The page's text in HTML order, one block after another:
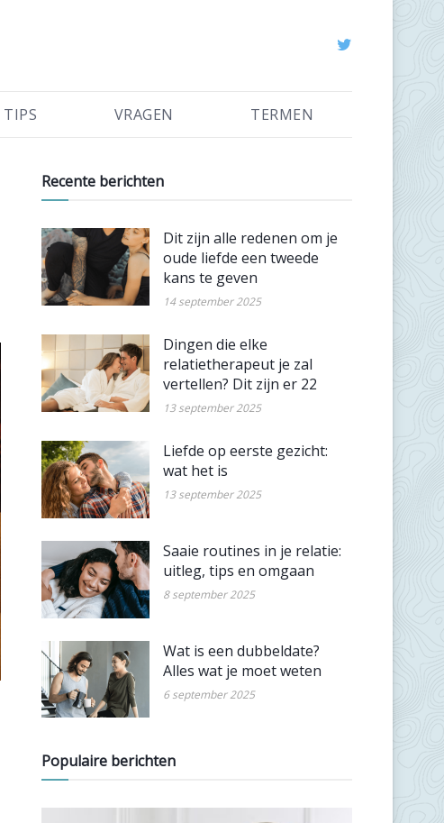
TIPS VRAGEN TERMEN
Recente berichten
Dit zijn alle redenen om je
oude liefde een tweede
kans te geven
14 september 2025
Dingen die elke
relatietherapeut je zal
vertellen? Dit zijn er 22
13 september 2025
Liefde op eerste gezicht:
wat het is
13 september 2025
Saaie routines in je relatie:
uitleg, tips en omgaan
8 september 2025
Wat is een dubbeldate?
Alles wat je moet weten
6 september 2025
Populaire berichten